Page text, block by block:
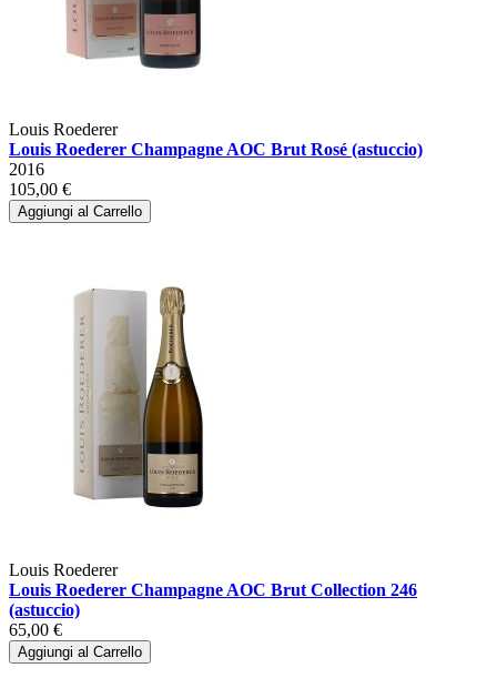
Louis Roederer
Louis Roederer Champagne AOC Brut Rosé (astuccio)
2016
105,00 €
Aggiungi al Carrello
Louis Roederer
Louis Roederer Champagne AOC Brut Collection 246
(astuccio)
65,00 €
Aggiungi al Carrello